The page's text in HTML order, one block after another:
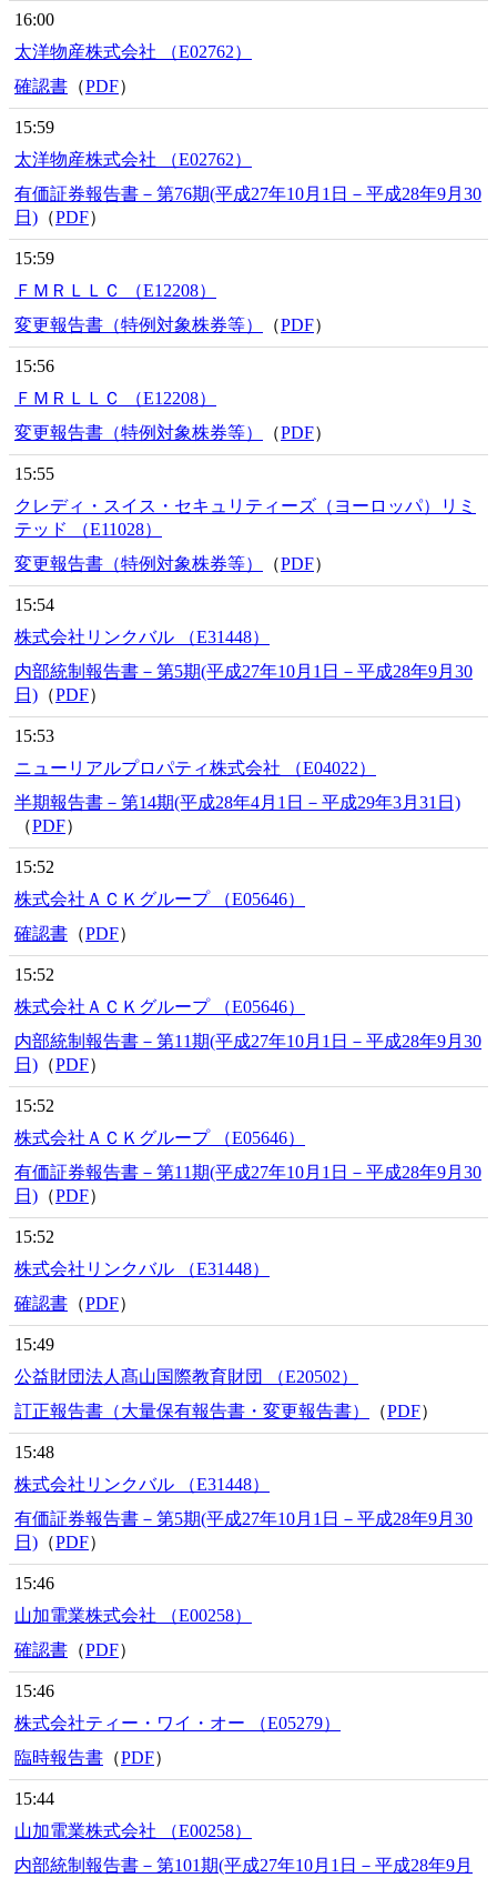
16:00
太洋物産株式会社 （E02762）
確認書 （PDF）
15:59
太洋物産株式会社 （E02762）
有価証券報告書－第76期(平成27年10月1日－平成28年9月30
日) （PDF）
15:59
ＦＭＲＬＬＣ （E12208）
変更報告書（特例対象株券等）
（PDF）
15:56
ＦＭＲＬＬＣ （E12208）
変更報告書（特例対象株券等）
（PDF）
15:55
クレディ・スイス・セキュリティーズ（ヨーロッパ）リミ
テッド （E11028）
変更報告書（特例対象株券等）
（PDF）
15:54
株式会社リンクバル （E31448）
内部統制報告書－第5期(平成27年10月1日－平成28年9月30
日) （PDF）
15:53
ニューリアルプロパティ株式会社 （E04022）
半期報告書－第14期(平成28年4月1日－平成29年3月31日)
（PDF）
15:52
株式会社ＡＣＫグループ （E05646）
確認書 （PDF）
15:52
株式会社ＡＣＫグループ （E05646）
内部統制報告書－第11期(平成27年10月1日－平成28年9月30
日) （PDF）
15:52
株式会社ＡＣＫグループ （E05646）
有価証券報告書－第11期(平成27年10月1日－平成28年9月30
日) （PDF）
15:52
株式会社リンクバル （E31448）
確認書 （PDF）
15:49
公益財団法人髙山国際教育財団 （E20502）
訂正報告書（大量保有報告書・変更報告書）
（PDF）
15:48
株式会社リンクバル （E31448）
有価証券報告書－第5期(平成27年10月1日－平成28年9月30
日) （PDF）
15:46
山加電業株式会社 （E00258）
確認書 （PDF）
15:46
株式会社ティー・ワイ・オー （E05279）
臨時報告書 （PDF）
15:44
山加電業株式会社 （E00258）
内部統制報告書－第101期(平成27年10月1日－平成28年9月